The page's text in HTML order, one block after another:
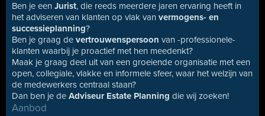
Ben je een Jurist, die reeds meerdere jaren ervaring heeft in
het adviseren van klanten op vlak van vermogens- en
successieplanning?
Ben je graag de vertrouwenspersoon van -professionele-
klanten waarbij je proactief met hen meedenkt?
Maak je graag deel uit van een groeiende organisatie met een
open, collegiale, vlakke en informele sfeer, waar het welzijn van
de medewerkers centraal staan?
Dan ben je de Adviseur Estate Planning die wij zoeken!
Aanbod